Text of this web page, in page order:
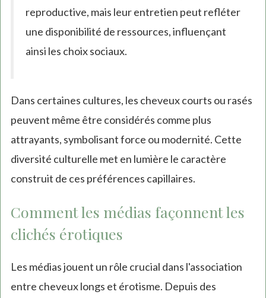
reproductive, mais leur entretien peut refléter
une disponibilité de ressources, influençant
ainsi les choix sociaux.
Dans certaines cultures, les cheveux courts ou rasés
peuvent même être considérés comme plus
attrayants, symbolisant force ou modernité. Cette
diversité culturelle met en lumière le caractère
construit de ces préférences capillaires.
Comment les médias façonnent les
clichés érotiques
Les médias jouent un rôle crucial dans l'association
entre cheveux longs et érotisme. Depuis des